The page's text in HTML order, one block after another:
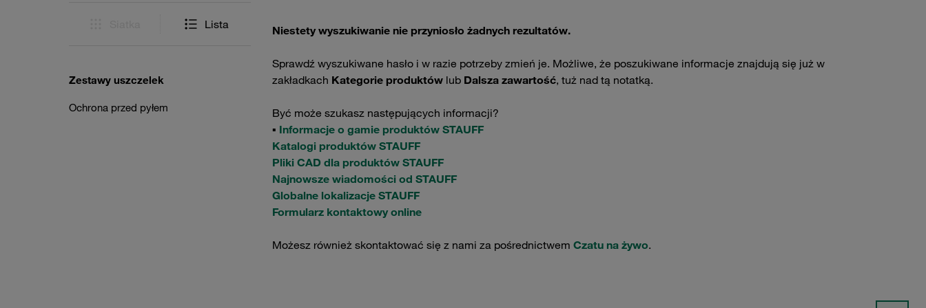
Lista
Zestawy uszczelek
Ochrona przed pyłem
Niestety wyszukiwanie nie przyniosło żadnych rezultatów.
Sprawdź wyszukiwane hasło i w razie potrzeby zmień je. Możliwe, że poszukiwane informacje znajdują się już w
zakładkach Kategorie produktówlub Dalsza zawartość, tuż nad tą notatką.
Być może szukasz następujących informacji?
▪ Informacje o gamie produktów STAUFF
Katalogi produktów STAUFF
Pliki CAD dla produktów STAUFF
Najnowsze wiadomości od STAUFF
Globalne lokalizacje STAUFF
Formularz kontaktowy online
Możesz również skontaktować się z nami za pośrednictwem Czatu na żywo.